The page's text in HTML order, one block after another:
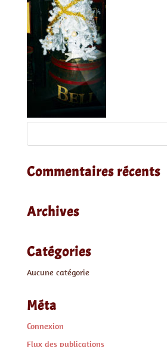
Commentaires récents
Archives
Catégories
Aucune catégorie
Méta
Connexion
Flux des publications